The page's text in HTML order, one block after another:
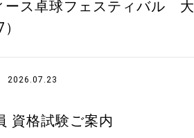
ース卓球フェスティバル 大
2026.07.23
資格試験ご案内